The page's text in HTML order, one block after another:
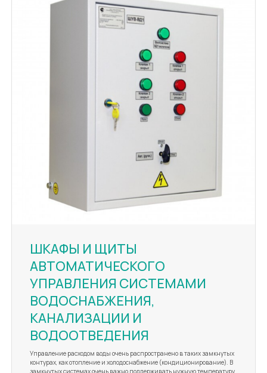
ШКАФЫ И ЩИТЫ
АВТОМАТИЧЕСКОГО
УПРАВЛЕНИЯ СИСТЕМАМИ
ВОДОСНАБЖЕНИЯ,
КАНАЛИЗАЦИИ И
ВОДООТВЕДЕНИЯ
Управление расходом воды очень распространено в таких замкнутых
контурах, как отопление и холодоснабжение (кондиционирование). В
замкнутых системах очень важно поддерживать нужную температуру